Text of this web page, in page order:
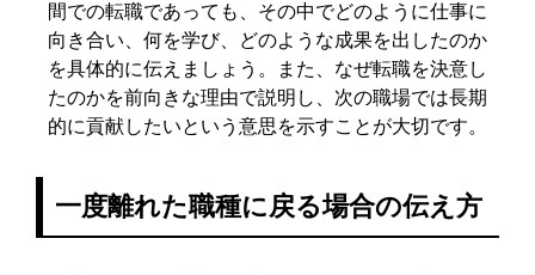
間での転職であっても、その中でどのように仕事に
向き合い、何を学び、どのような成果を出したのか
を具体的に伝えましょう。また、なぜ転職を決意し
たのかを前向きな理由で説明し、次の職場では長期
的に貢献したいという意思を示すことが大切です。
一度離れた職種に戻る場合の伝え方